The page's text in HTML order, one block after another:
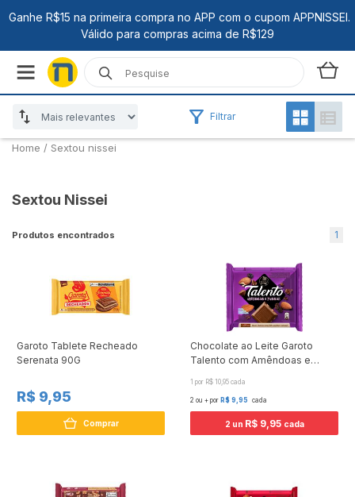
Filtrar
Home / Sextou nissei
Sextou Nissei
Produtos encontrados 1
Garoto Tablete Recheado
Serenata 90G
R$ 9,95
Comprar
Chocolate ao Leite Garoto
Talento com Amêndoas e
1 por R$ 10,95 cada
2 ou + por R$ 9,95 cada
2 un R$ 9,95 cada